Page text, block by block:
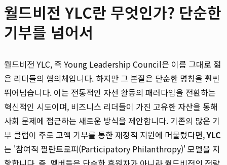
월드비전 YLC란 무엇인가? 단순한
기부를 넘어서
월드비전 YLC, 즉 Young Leadership Council은 이름 그대로 젊
은 리더들의 협의체입니다. 하지만 그 본질은 단순한 명칭을 훨씬
뛰어넘습니다. 이는 전통적인 자선 활동의 패러다임을 전환하는
혁신적인 시도이며, 비즈니스 리더들이 가진 고유한 자산을 통해
사회 문제에 접근하는 새로운 방식을 제안합니다. 기존의 많은 기
부 클럽이 주로 고액 기부를 통한 재정적 지원에 머물렀다면,YLC
는 '참여적 필란트로피(Participatory Philanthropy)' 모델을 지